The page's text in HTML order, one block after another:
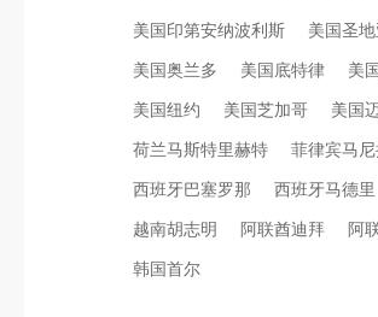
美国印第安纳波利斯 美国圣
美国奥兰多 美国底特律 美
美国纽约 美国芝加哥 美国
荷兰马斯特里赫特 菲律宾马尼
西班牙巴塞罗那 西班牙马德里
越南胡志明 阿联酋迪拜 阿
韩国首尔